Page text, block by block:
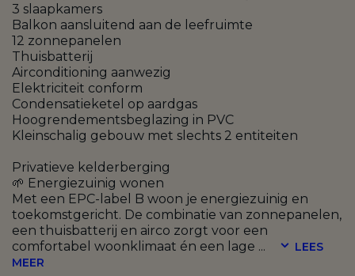
3 slaapkamers
Balkon aansluitend aan de leefruimte
12 zonnepanelen
Thuisbatterij
Airconditioning aanwezig
Elektriciteit conform
Condensatieketel op aardgas
Hoogrendementsbeglazing in PVC
Kleinschalig gebouw met slechts 2 entiteiten
Privatieve kelderberging
🌱 Energiezuinig wonen
Met een EPC-label B woon je energiezuinig en
toekomstgericht. De combinatie van zonnepanelen,
een thuisbatterij en airco zorgt voor een
comfortabel woonklimaat én een lage ...
LEES
MEER